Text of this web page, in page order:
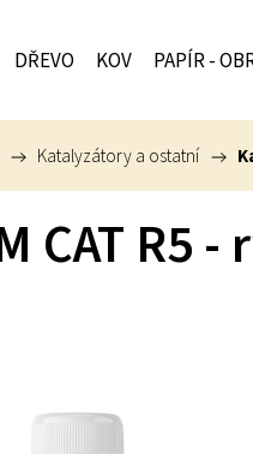
DŘEVO KOV PAPÍR -
/ Katalyzátory a ostatní /
CAT R5 -